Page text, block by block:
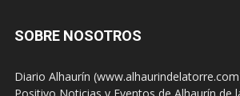
SOBRE NOSOTROS
Diario Alhaurín
Positivo Noticias y Eventos de Alhaurín de